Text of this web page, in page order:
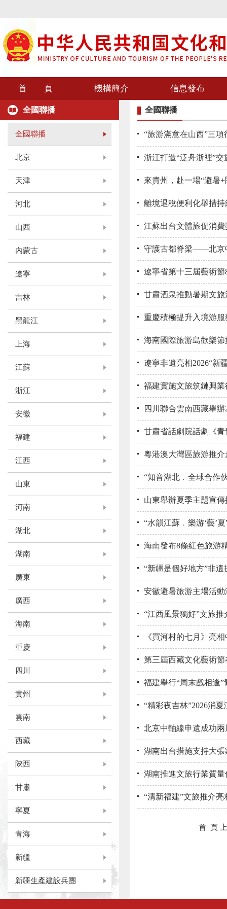
首 頁 機構簡介 信息發布
全國聯播
全國聯播
北京
天津
河北
山西
內蒙古
遼寧
吉林
黑龍江
上海
江蘇
浙江
安徽
福建
江西
山東
河南
湖北
湖南
廣東
廣西
海南
重慶
四川
貴州
雲南
西藏
陝西
甘肅
寧夏
青海
新疆
新疆生產建設兵團
全國聯播
“旅游滿意在山西”三項
浙江打造“泛舟浙裡”交
來貴州，赴一場“避暑+
離境退稅便利化舉措
江蘇出台文體旅促消費
守護古都脊梁——北京
遼寧省第十三屆藝術節
甘肅酒泉推動暑期文旅
重慶積極提升入境游
海南國際旅游島歡樂
遼寧非遺亮相2026“新
福建實施文旅筑鏈興業
四川聯合雲南西藏舉
甘肅省話劇院話劇《
粵港澳大灣區旅游推介
“知音湖北﹒全球合作
山東舉辦夏季主題宣
“水韻江蘇﹒樂游‘藝’
海南發布8條紅色旅游
“新疆是個好地方”非
安徽避暑旅游主場活動
“江西風景獨好”文旅推
《買河村的七月》亮
第三屆西藏文化藝術
福建舉行“周末戲相逢”
“精彩夜吉林”2026消
北京中軸線申遺成功
湖南出台措施支持大
湖南推進文旅行業質量
“清新福建”文旅推介亮
首 頁